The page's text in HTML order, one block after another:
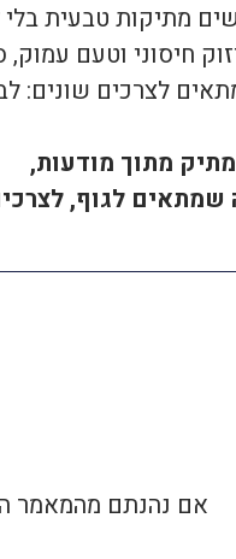
מתיקות טבעית בלי
חיסוני וטעם עמוק,
לצרכים שונים:
מתוך מודעות,
שמתאים לגוף,
אם נהנתם מהמאמר